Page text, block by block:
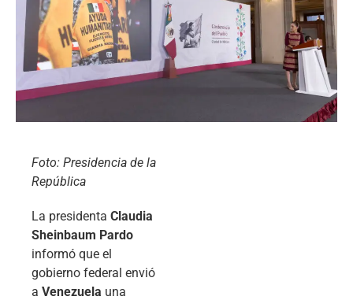
Foto: Presidencia de la
República
La presidenta Claudia
Sheinbaum Pardo
informó que el
gobierno federal envió
a Venezuela una